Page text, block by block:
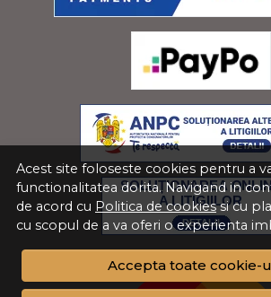
Acest site foloseste cookies pentru a
functionalitatea dorita. Navigand in
de acord cu Politica de cookiessi cu
cu scopul de a va oferi o experienta
Accepta toate cookie-